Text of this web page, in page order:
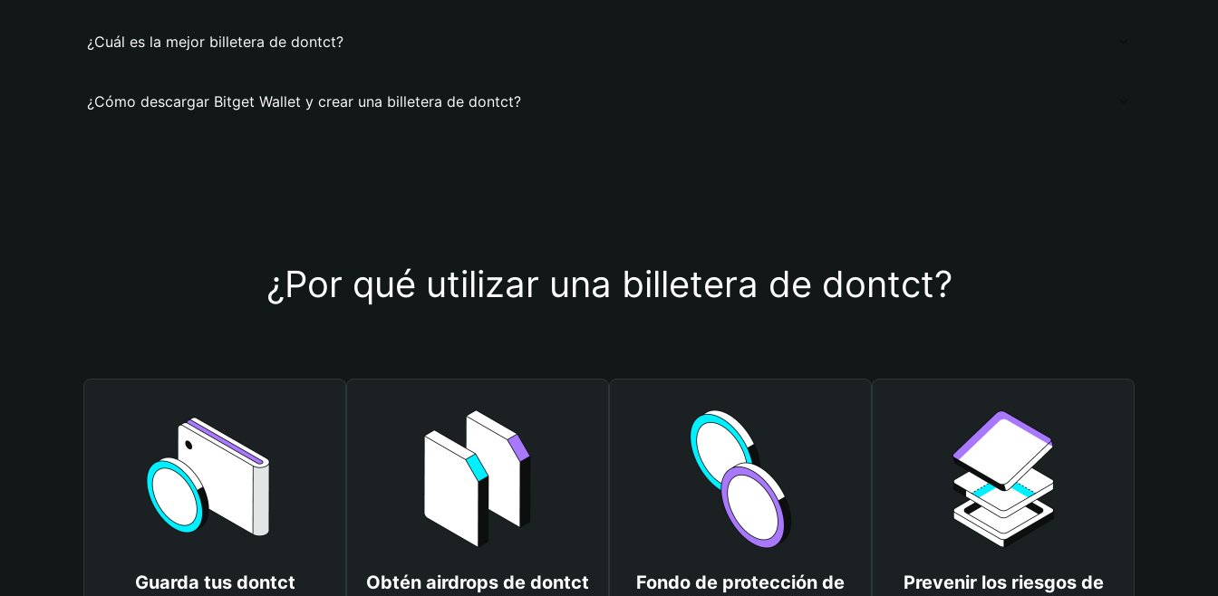
¿Cuál es la mejor billetera de dontct?
¿Cómo descargar Bitget Wallet y crear una billetera de dontct?
¿Por qué utilizar una billetera de dontct?
Guarda tus dontct
Obtén airdrops de dontct
Fondo de protección de
Prevenir los riesgos de